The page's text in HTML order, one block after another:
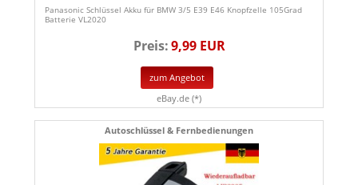
Panasonic Schlüssel Akku für BMW 3/5 E39 E46 Knopfzelle 105Grad
Batterie VL2020
Preis:9,99 EUR
zum Angebot
eBay.de (*)
Autoschlüssel & Fernbedienungen